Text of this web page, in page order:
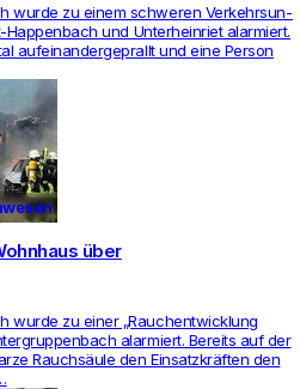
wurde zu einem schweren Ver­kehrs­un­
Hap­pen­bach und Unter­hein­riet alar­miert.
auf­ein­an­der­ge­prallt und eine Person
über
wurde zu einer „Rauch­ent­wick­lung
alar­miert. Bereits auf der
Rauchsäule den Ein­satzkräften den